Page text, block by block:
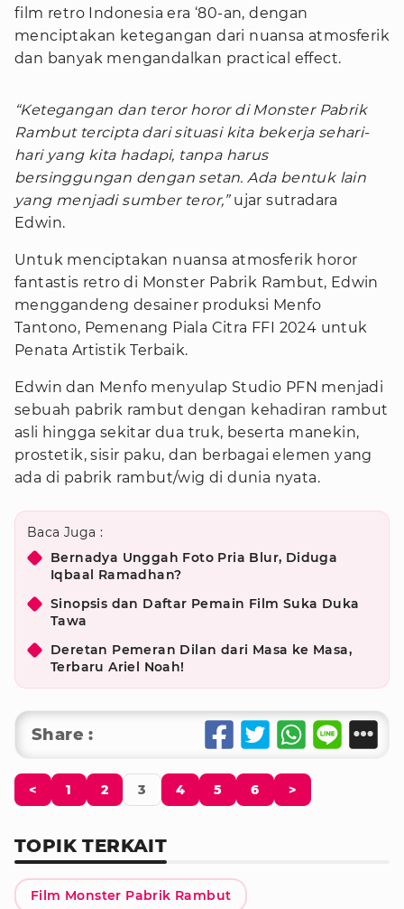
film retro Indonesia era ‘80-an, dengan
menciptakan ketegangan dari nuansa atmosferik
dan banyak mengandalkan practical effect.
“Ketegangan dan teror horor di Monster Pabrik
Rambut tercipta dari situasi kita bekerja sehari-
hari yang kita hadapi, tanpa harus
bersinggungan dengan setan. Ada bentuk lain
yang menjadi sumber teror,”ujar sutradara
Edwin.
Untuk menciptakan nuansa atmosferik horor
fantastis retro di Monster Pabrik Rambut, Edwin
menggandeng desainer produksi Menfo
Tantono, Pemenang Piala Citra FFI 2024 untuk
Penata Artistik Terbaik.
Edwin dan Menfo menyulap Studio PFN menjadi
sebuah pabrik rambut dengan kehadiran rambut
asli hingga sekitar dua truk, beserta manekin,
prostetik, sisir paku, dan berbagai elemen yang
ada di pabrik rambut/wig di dunia nyata.
Baca Juga :
Bernadya Unggah Foto Pria Blur, Diduga
Iqbaal Ramadhan?
Sinopsis dan Daftar Pemain Film Suka Duka
Tawa
Deretan Pemeran Dilan dari Masa ke Masa,
Terbaru Ariel Noah!
Share :
< 1 2 3 4 5 6 >
TOPIK TERKAIT
Film Monster Pabrik Rambut